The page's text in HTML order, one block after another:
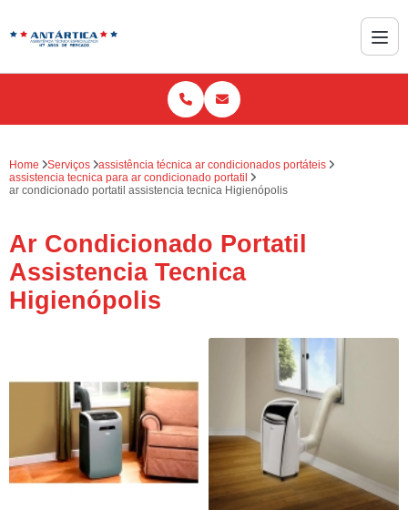
Home Serviços
assistência técnica ar condicionados portáteis
assistencia tecnica para ar condicionado portatil
ar condicionado portatil assistencia tecnica Higienópolis
Ar Condicionado Portatil
Assistencia Tecnica
Higienópolis